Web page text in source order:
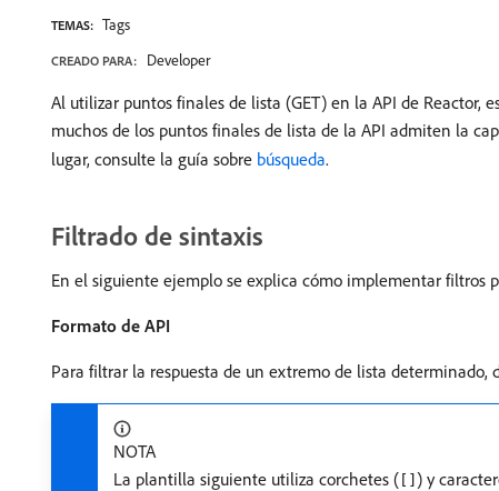
TEMAS: Tags
CREADO PARA: Developer
Al utilizar puntos finales de lista (GET) en la API de Reactor,
muchos de los puntos finales de lista de la API admiten la
lugar, consulte la guía sobre búsqueda.
Filtrado de sintaxis
En el siguiente ejemplo se explica cómo implementar filtros
Formato de API
Para filtrar la respuesta de un extremo de lista determinado,
NOTA
La plantilla siguiente utiliza corchetes ( [] ) y